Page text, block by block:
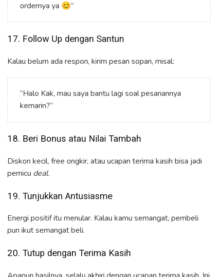
ordernya ya 😊”
17. Follow Up dengan Santun
Kalau belum ada respon, kirim pesan sopan, misal:
“Halo Kak, mau saya bantu lagi soal pesanannya
kemarin?”
18. Beri Bonus atau Nilai Tambah
Diskon kecil, free ongkir, atau ucapan terima kasih bisa jadi
pemicu deal.
19. Tunjukkan Antusiasme
Energi positif itu menular. Kalau kamu semangat, pembeli
pun ikut semangat beli.
20. Tutup dengan Terima Kasih